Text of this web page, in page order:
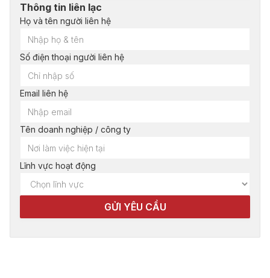
Thông tin liên lạc
Họ và tên người liên hệ
Số điện thoại người liên hệ
Email liên hệ
Tên doanh nghiệp / công ty
Lĩnh vực hoạt động